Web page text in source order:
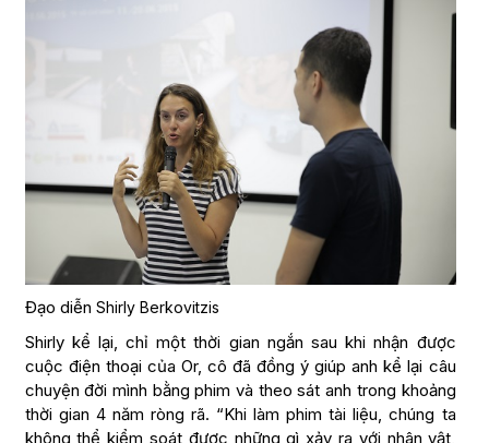
Đạo diễn Shirly Berkovitzis
Shirly kể lại, chỉ một thời gian ngắn sau khi nhận được
cuộc điện thoại của Or, cô đã đồng ý giúp anh kể lại câu
chuyện đời mình bằng phim và theo sát anh trong khoảng
thời gian 4 năm ròng rã. “Khi làm phim tài liệu, chúng ta
không thể kiểm soát được những gì xảy ra với nhân vật,